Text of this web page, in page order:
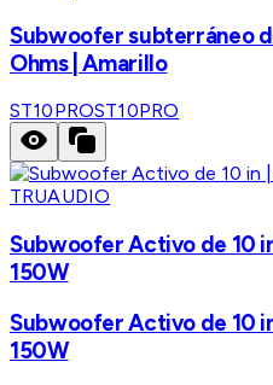
Subwoofer subterráneo
Ohms | Amarillo
ST10PROST10PRO
TRUAUDIO
Subwoofer Activo de 10
150W
Subwoofer Activo de 10
150W